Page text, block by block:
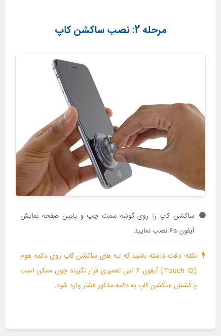
مرحله 2: نصب ساکشن کاپ
ساکشن کاپ را روی گوشه سمت چپ و پایین صفحه نمایش
آیفون 6s نصب نمایید.
نکته: دقت داشته باشید که لبه های ساکشن کاپ روی دکمه هوم
(Touch ID) آیفون 6 اس تعمیری قرار نگیرند چون ممکن است
با کشش ساکشن کاپ به دکمه مذکور فشار وارد شود.